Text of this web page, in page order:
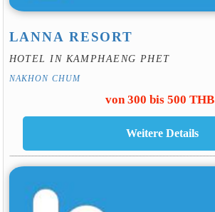
LANNA RESORT
HOTEL IN KAMPHAENG PHET
NAKHON CHUM
von 300 bis 500 THB